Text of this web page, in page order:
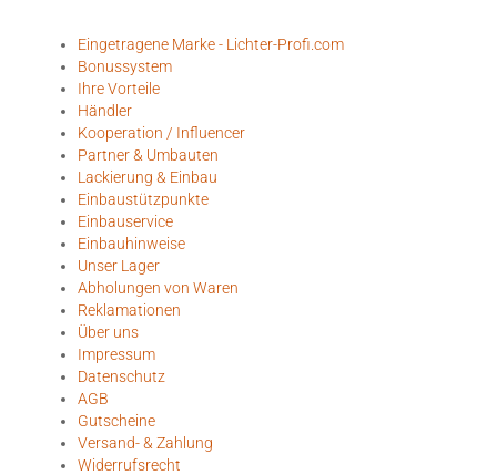
Eingetragene Marke - Lichter-Profi.com
Bonussystem
Ihre Vorteile
Händler
Kooperation / Influencer
Partner & Umbauten
Lackierung & Einbau
Einbaustützpunkte
Einbauservice
Einbauhinweise
Unser Lager
Abholungen von Waren
Reklamationen
Über uns
Impressum
Datenschutz
AGB
Gutscheine
Versand- & Zahlung
Widerrufsrecht